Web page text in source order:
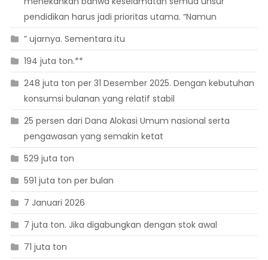
pendidikan harus jadi prioritas utama. “Namun
” ujarnya. Sementara itu
194 juta ton.**
248 juta ton per 31 Desember 2025. Dengan kebutuhan
konsumsi bulanan yang relatif stabil
25 persen dari Dana Alokasi Umum nasional serta
pengawasan yang semakin ketat
529 juta ton
591 juta ton per bulan
7 Januari 2026
7 juta ton. Jika digabungkan dengan stok awal
71 juta ton